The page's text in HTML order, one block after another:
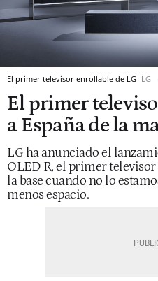
El primer televisor enrollable de LG LG
El primer
a España de la
LG ha anunciado el
OLED R, el primer
la base cuando no lo
menos espacio.